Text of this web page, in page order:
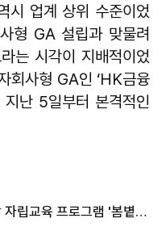
시 업계 상위 수준이었
형 GA 설립과 맞물려
는 시각이 지배적이었
회사형 GA인 ‘HK금융
지난 5일부터 본격적인
흥국생명, 그룹홈 고등학생 대상 자립교육 프로그램 '봄볕학교' 진행